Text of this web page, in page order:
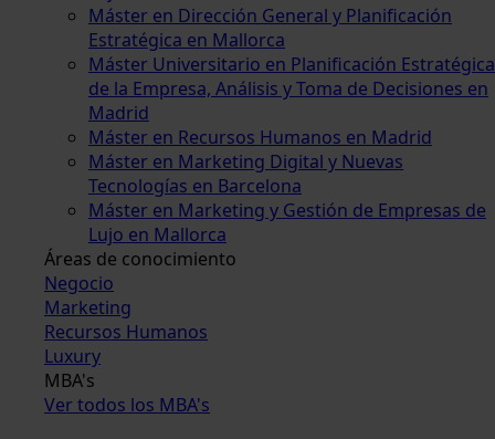
Máster en Dirección General y Planificación
Estratégica en Mallorca
Máster Universitario en Planificación Estratégica
de la Empresa, Análisis y Toma de Decisiones en
Madrid
Máster en Recursos Humanos en Madrid
Máster en Marketing Digital y Nuevas
Tecnologías en Barcelona
Máster en Marketing y Gestión de Empresas de
Lujo en Mallorca
Áreas de conocimiento
Negocio
Marketing
Recursos Humanos
Luxury
MBA's
Ver todos los MBA's